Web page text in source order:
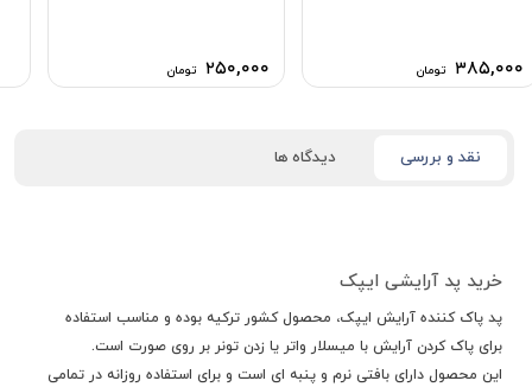
۳۸۵,۰۰۰ تومان ۲۵۰,۰۰۰ تومان
نقد و بررسی دیدگاه ها
خرید پد آرایشی ایپک
پد پاک کننده آرایش ایپک، محصول کشور ترکیه بوده و مناسب استفاده
برای پاک کردن آرایش با میسلار واتر یا زدن تونر بر روی صورت است.
این محصول دارای بافتی نرم و پنبه ای است و برای استفاده روزانه در تمامی